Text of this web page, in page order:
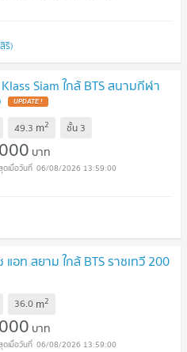
ริ)
Siam ใกล้ BTS สนามกีฬา
UPDATE !
49.3 m2 ชั้น 3
บาท
06/08/2026 13:59:00
อท สยาม ใกล้ BTS ราชเทวี 200
36.0 m2
บาท
06/08/2026 13:59:00